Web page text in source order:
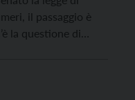
il passaggio è
la questione di